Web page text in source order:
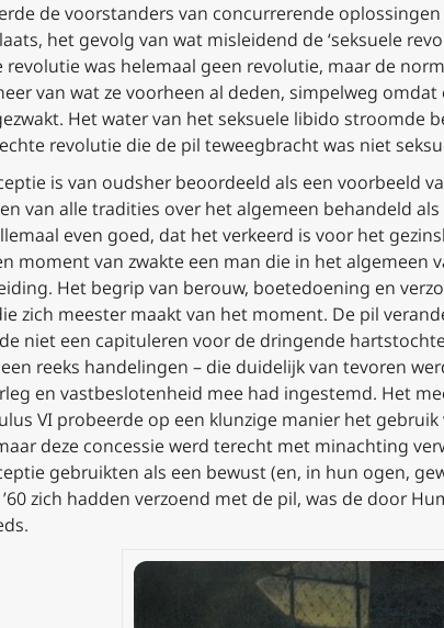
de voorstanders van concurrerende
het gevolg van wat misleidend de ‘seksuele
revolutie was helemaal geen revolutie, maar de
van wat ze voorheen al deden, simpelweg
Het water van het seksuele libido stroomde
revolutie die de pil teweegbracht was niet
is van oudsher beoordeeld als een voorbeeld
van alle tradities over het algemeen behandeld
even goed, dat het verkeerd is voor het
moment van zwakte een man die in het
Het begrip van berouw, boetedoening en
zich meester maakt van het moment. De pil
niet een capituleren voor de dringende
reeks handelingen – die duidelijk van tevoren
en vastbeslotenheid mee had ingestemd. Het
VI probeerde op een klunzige manier het
deze concessie werd terecht met minachting
gebruikten als een bewust (en, in hun ogen,
zich hadden verzoend met de pil, was de door